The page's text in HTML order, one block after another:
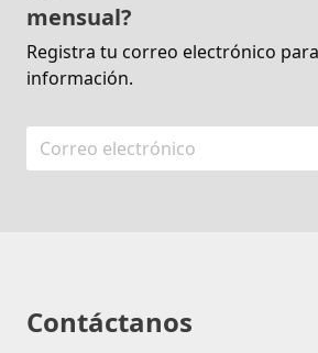
mensual?
Registra tu correo electrónico
información.
Contáctanos